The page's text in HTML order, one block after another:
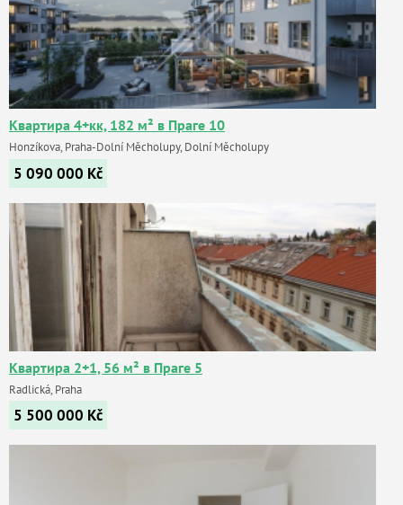
Квартира 4+кк, 182 м² в Праге 10
Honzíkova, Praha-Dolní Měcholupy, Dolní Měcholupy
5 090 000 Kč
Квартира 2+1, 56 м² в Праге 5
Radlická, Praha
5 500 000 Kč